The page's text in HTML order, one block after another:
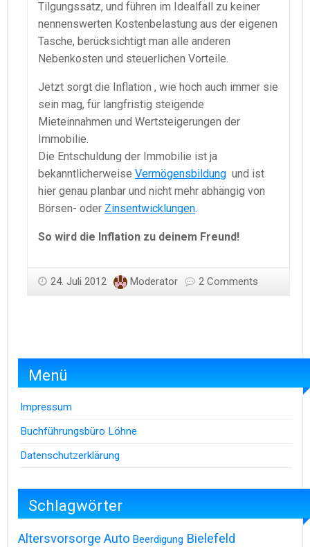
Tilgungssatz, und führen im Idealfall zu keiner
nennenswerten Kostenbelastung aus der eigenen
Tasche, berücksichtigt man alle anderen
Nebenkosten und steuerlichen Vorteile.
Jetzt sorgt die Inflation , wie hoch auch immer sie
sein mag, für langfristig steigende
Mieteinnahmen und Wertsteigerungen der
Immobilie.
Die Entschuldung der Immobilie ist ja
bekanntlicherweise Vermögensbildung und ist
hier genau planbar und nicht mehr abhängig von
Börsen- oder Zinsentwicklungen.
So wird die Inflation zu deinem Freund!
24. Juli 2012 Moderator 2 Comments
Menü
Impressum
Buchführungsbüro Löhne
Datenschutzerklärung
Schlagwörter
Altersvorsorge Auto Beerdigung Bielefeld